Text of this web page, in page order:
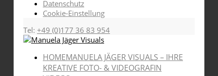
Datenschutz
Cookie-Einstellung
Tel: +49 (0)177 36 83 954
HOMEMANUELA JÄGER VISUALS – IHRE
KREATIVE FOTO- & VIDEOGRAFIN